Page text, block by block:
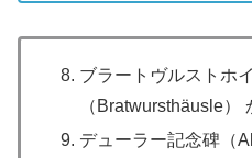
ブラートヴルストホ
（Bratwursthäusle）
デューラー記念碑（